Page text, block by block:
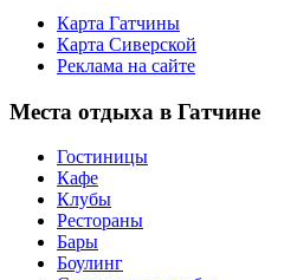
Карта Гатчины
Карта Сиверской
Реклама на сайте
Места отдыха в Гатчине
Гостиницы
Кафе
Клубы
Рестораны
Бары
Боулинг